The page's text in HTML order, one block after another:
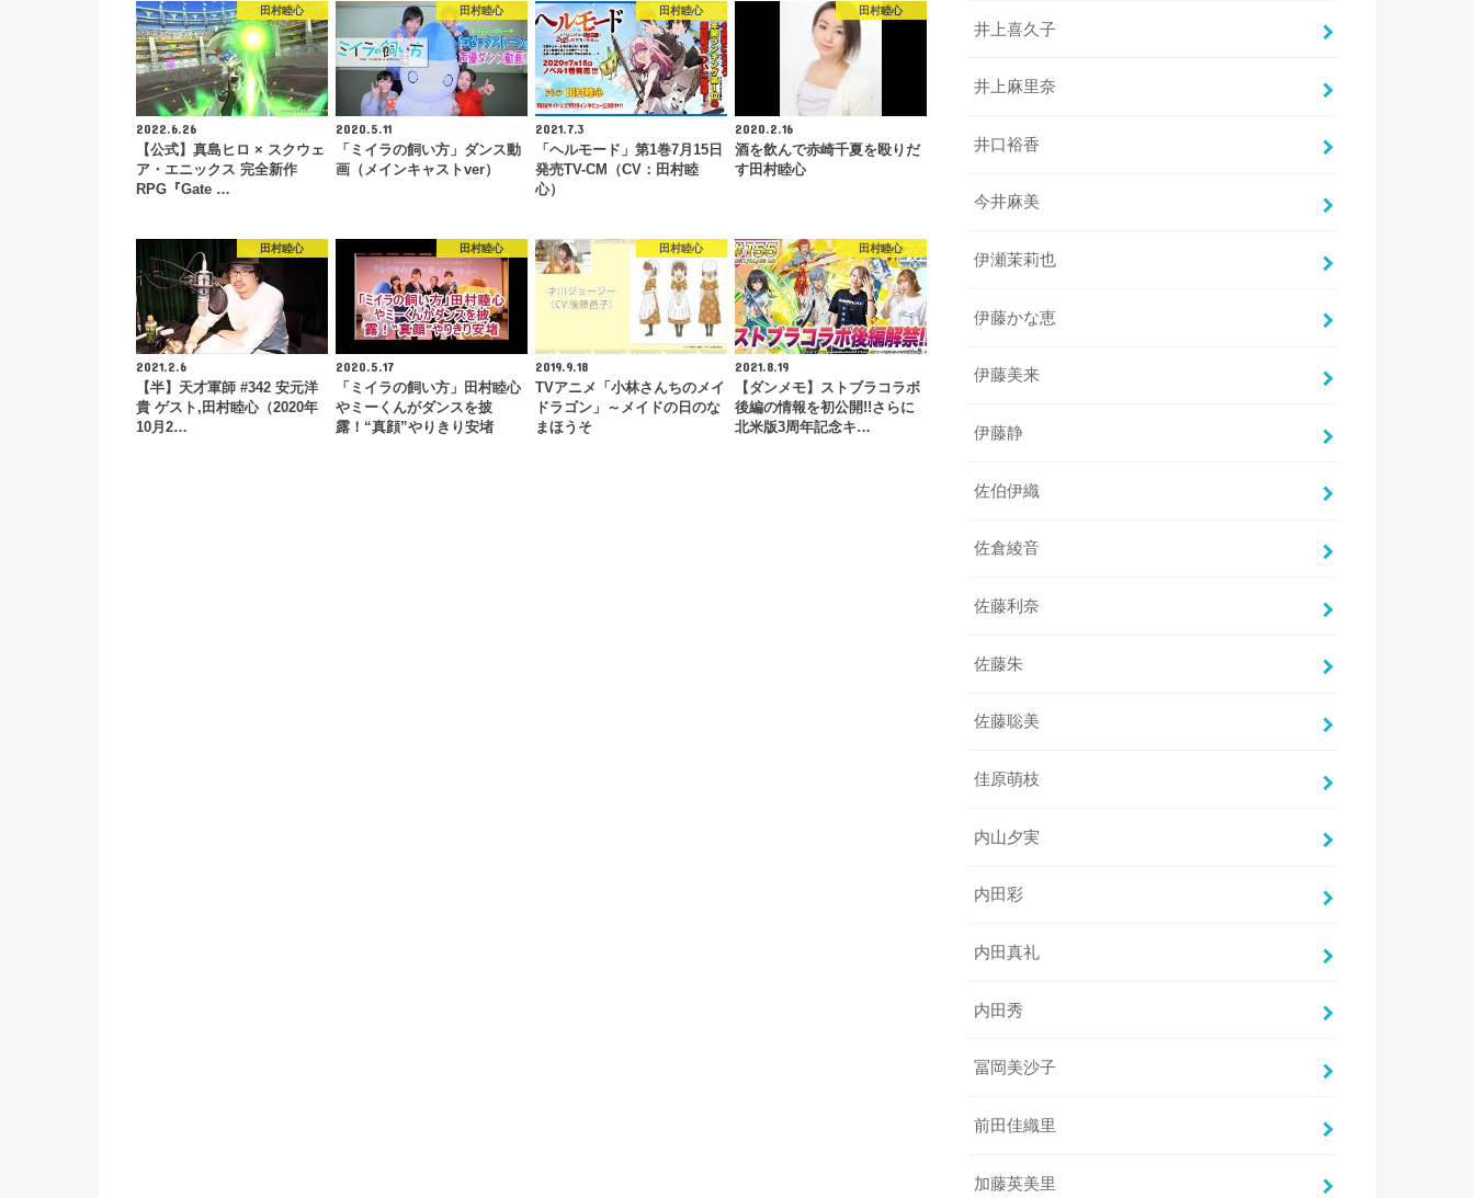
田村睦心
2022.6.26
【公式】真島ヒロ × スクウェ
ア・エニックス 完全新作
RPG『Gate …
田村睦心
2020.5.11
「ミイラの飼い方」ダンス動
画（メインキャストver）
田村睦心
2021.7.3
「ヘルモード」第1巻7月15日
発売TV-CM（CV：田村睦
心）
田村睦心
2020.2.16
酒を飲んで赤崎千夏を殴りだ
す田村睦心
田村睦心
2021.2.6
【半】天才軍師 #342 安元洋
貴 ゲスト,田村睦心（2020年
10月2…
田村睦心
2020.5.17
「ミイラの飼い方」田村睦心
やミーくんがダンスを披
露！“真顔”やりきり安堵
田村睦心
2019.9.18
TVアニメ「小林さんちのメイ
ドラゴン」～メイドの日のな
まほうそ
田村睦心
2021.8.19
【ダンメモ】ストブラコラボ
後編の情報を初公開!!さらに
北米版3周年記念キ…
井上喜久子
井上麻里奈
井口裕香
今井麻美
伊瀬茉莉也
伊藤かな恵
伊藤美来
伊藤静
佐伯伊織
佐倉綾音
佐藤利奈
佐藤朱
佐藤聡美
佳原萌枝
内山夕実
内田彩
内田真礼
内田秀
冨岡美沙子
前田佳織里
加藤英美里